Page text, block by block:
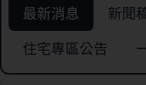
最新消息 新聞
住宅專區公告